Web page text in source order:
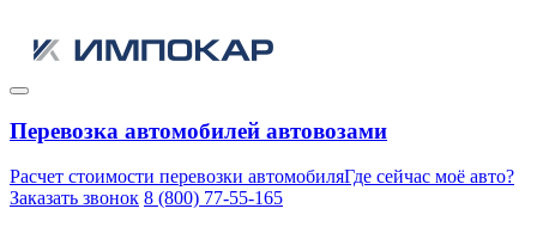
Перевозка автомобилей автовозами
Расчет стоимости перевозки автомобиляГде сейчас моё авто?
Заказать звонок 8 (800) 77-55-165